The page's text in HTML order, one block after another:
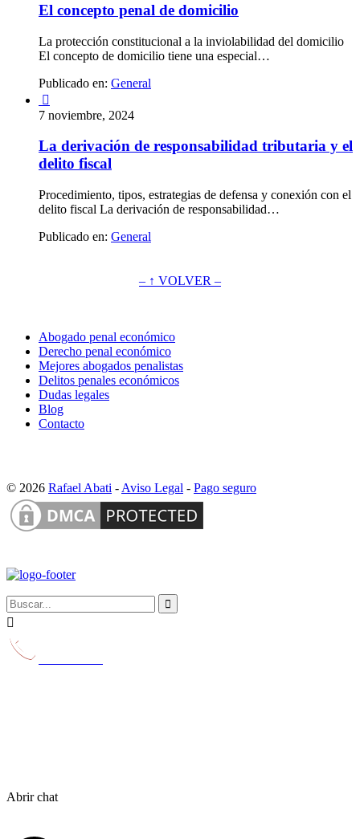
El concepto penal de domicilio
La protección constitucional a la inviolabilidad del domicilio
El concepto de domicilio tiene una especial…
Publicado en: General

7 noviembre, 2024
La derivación de responsabilidad tributaria y el
delito fiscal
Procedimiento, tipos, estrategias de defensa y conexión con el
delito fiscal La derivación de responsabilidad…
Publicado en: General
– ↑ VOLVER –
Abogado penal económico
Derecho penal económico
Mejores abogados penalistas
Delitos penales económicos
Dudas legales
Blog
Contacto
© 2026 Rafael Abati - Aviso Legal - Pago seguro


Abrir chat